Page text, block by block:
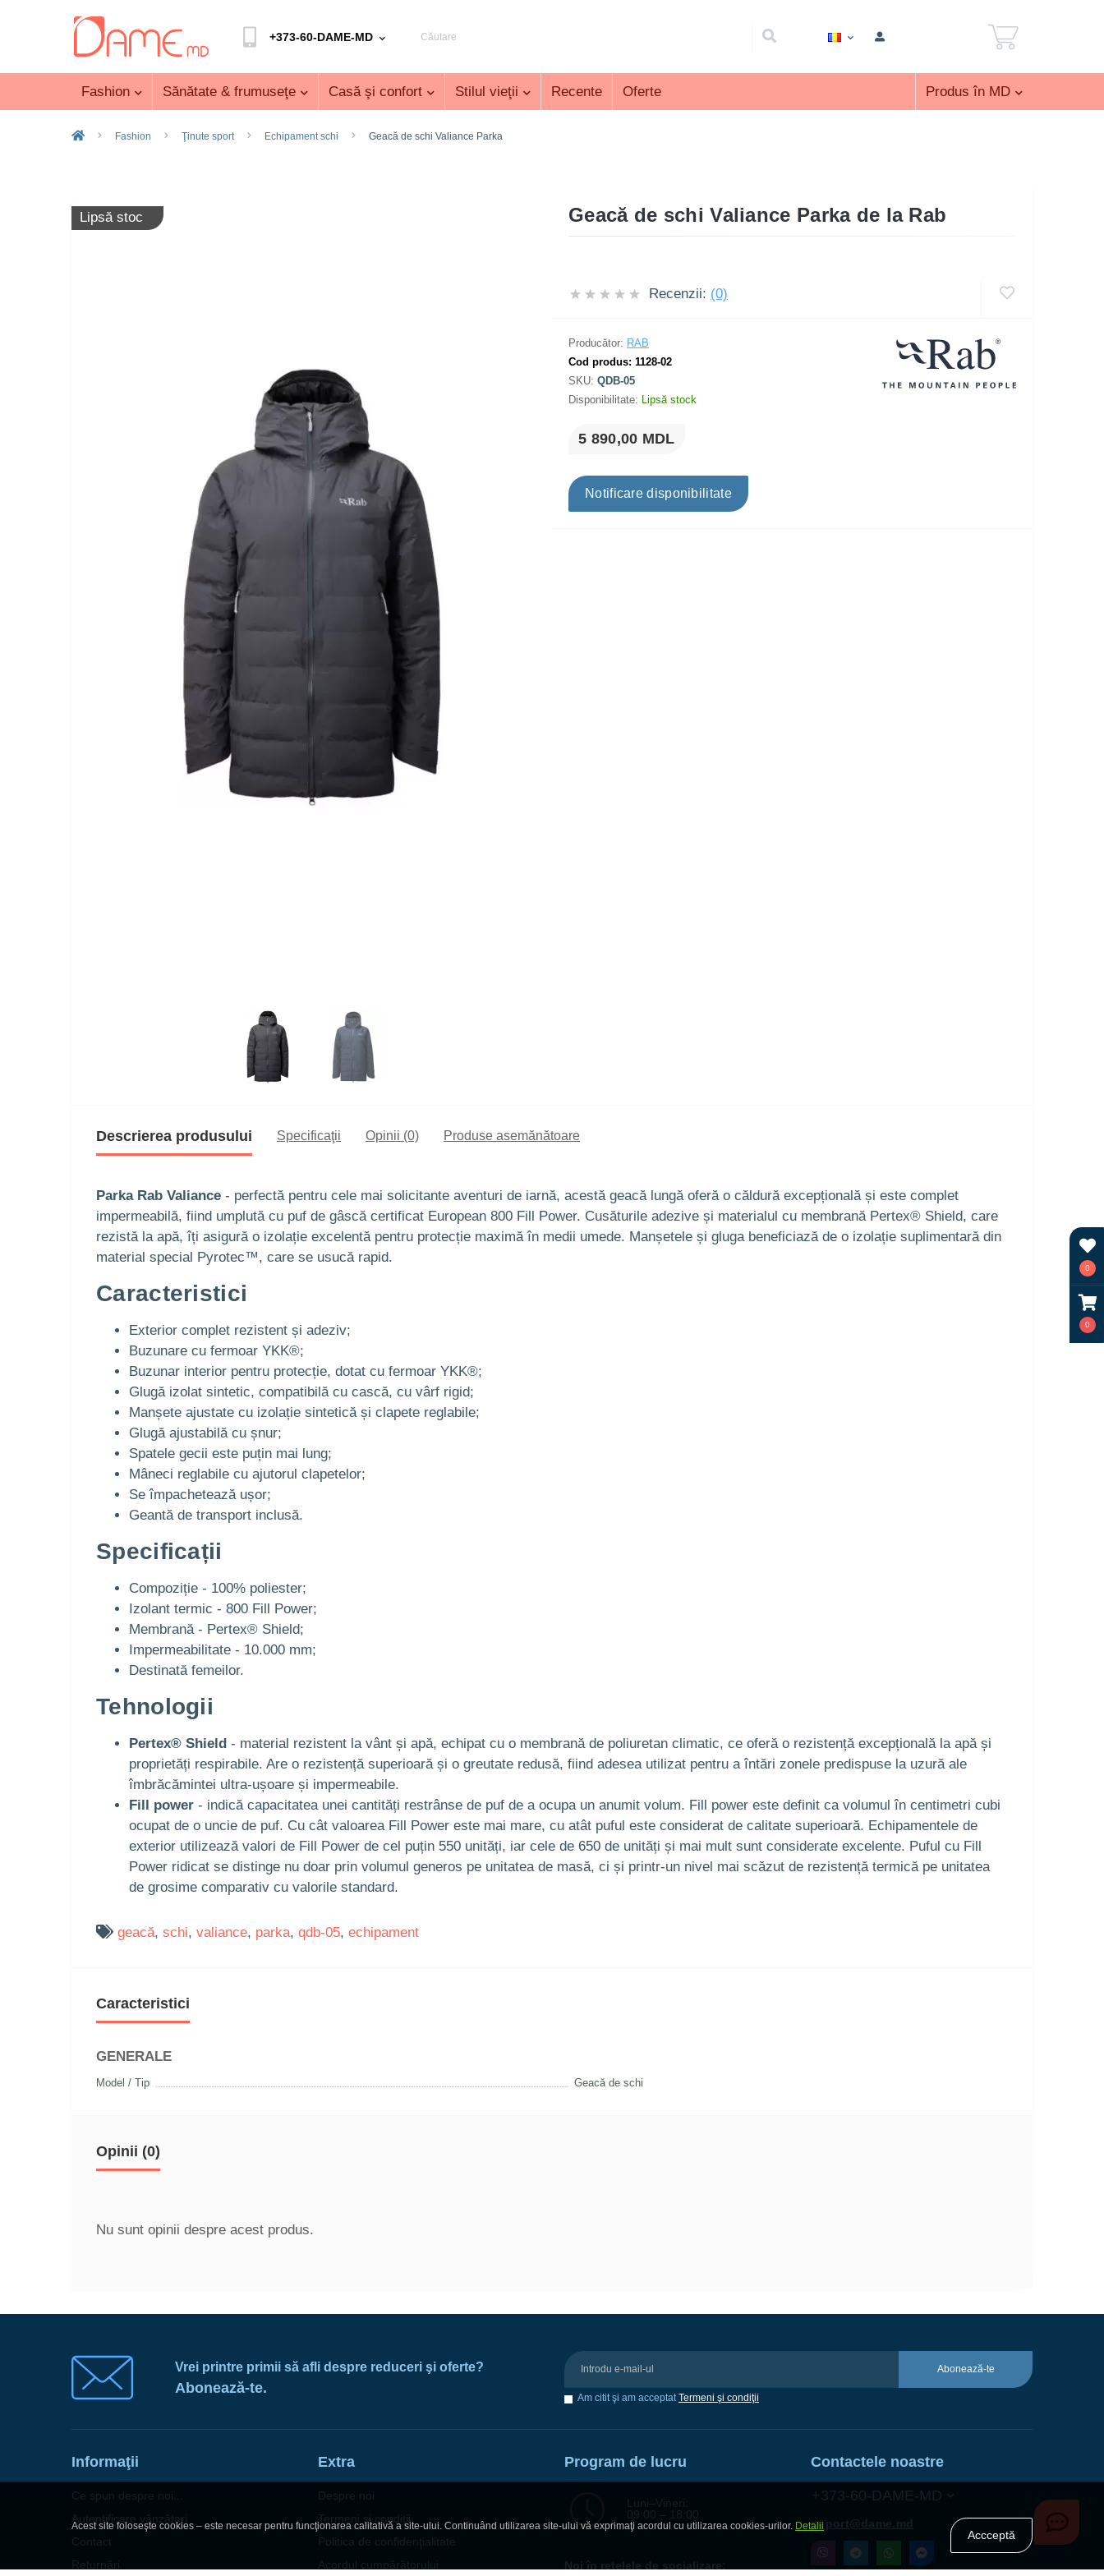
0
0
+373-60-DAME-MD
Fashion Sănătate & frumuseţe Casă şi confort Stilul vieţii Recente Oferte Produs în MD
Fashion Ţinute sport Echipament schi Geacă de schi Valiance Parka
Lipsă stoc Geacă de schi Valiance Parka de la Rab
Recenzii: (0)
Producător: RAB
Cod produs: 1128-02
SKU: QDB-05
Disponibilitate: Lipsă stock
5 890,00 MDL
Notificare disponibilitate
Descrierea produsului Specificaţii Opinii (0) Produse asemănătoare
Parka Rab Valiance - perfectă pentru cele mai solicitante aventuri de iarnă, acestă geacă lungă oferă o căldură excepțională și este complet
impermeabilă, fiind umplută cu puf de gâscă certificat European 800 Fill Power. Cusăturile adezive și materialul cu membrană Pertex® Shield, care
rezistă la apă, îți asigură o izolație excelentă pentru protecție maximă în medii umede. Manșetele și gluga beneficiază de o izolație suplimentară din
material special Pyrotec™, care se usucă rapid.
Caracteristici
Exterior complet rezistent și adeziv;
Buzunare cu fermoar YKK®;
Buzunar interior pentru protecție, dotat cu fermoar YKK®;
Glugă izolat sintetic, compatibilă cu cască, cu vârf rigid;
Manșete ajustate cu izolație sintetică și clapete reglabile;
Glugă ajustabilă cu șnur;
Spatele gecii este puțin mai lung;
Mâneci reglabile cu ajutorul clapetelor;
Se împachetează ușor;
Geantă de transport inclusă.
Specificații
Compoziție - 100% poliester;
Izolant termic - 800 Fill Power;
Membrană - Pertex® Shield;
Impermeabilitate - 10.000 mm;
Destinată femeilor.
Tehnologii
Pertex® Shield - material rezistent la vânt și apă, echipat cu o membrană de poliuretan climatic, ce oferă o rezistență excepțională la apă și
proprietăți respirabile. Are o rezistență superioară și o greutate redusă, fiind adesea utilizat pentru a întări zonele predispuse la uzură ale
îmbrăcămintei ultra-ușoare și impermeabile.
Fill power - indică capacitatea unei cantități restrânse de puf de a ocupa un anumit volum. Fill power este definit ca volumul în centimetri cubi
ocupat de o uncie de puf. Cu cât valoarea Fill Power este mai mare, cu atât puful este considerat de calitate superioară. Echipamentele de
exterior utilizează valori de Fill Power de cel puțin 550 unități, iar cele de 650 de unități și mai mult sunt considerate excelente. Puful cu Fill
Power ridicat se distinge nu doar prin volumul generos pe unitatea de masă, ci și printr-un nivel mai scăzut de rezistență termică pe unitatea
de grosime comparativ cu valorile standard.
geacă, schi, valiance, parka, qdb-05, echipament
Caracteristici
GENERALE
Model / Tip Geacă de schi
Opinii (0)
Nu sunt opinii despre acest produs.
Vrei printre primii să afli despre reduceri şi oferte?
Abonează-te.
Abonează-te
Am citit şi am acceptat Termeni şi condiţii
Informaţii
Ce spun despre noi...
Autentificare vânzători
Contact
Returnări
Extra
Despre noi
Termeni şi condiţii
Politica de confidenţialitate
Acordul cumpărătorului
Program de lucru
Luni–Vineri:
09:00 – 18:00
Noi în reţelele de socializare:
Contactele noastre
+373-60-DAME-MD
suport@dame.md
Acest site foloseşte cookies – este necesar pentru funcţionarea calitativă a site-ului. Continuând utilizarea site-ului vă exprimaţi acordul cu utilizarea cookies-urilor. Detalii
Accceptă